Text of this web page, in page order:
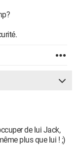
de lui Jack,
plus que lui ! ;)